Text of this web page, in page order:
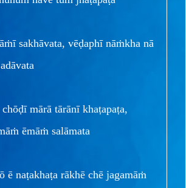
sakhāvata, vēḍaphī nāṁkha nā
mārā tārānī khaṭapaṭa,
ēmāṁ salāmata
ē naṭakhaṭa rākhē chē jagamāṁ